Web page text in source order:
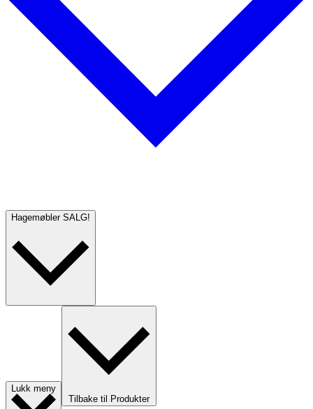
Hagemøbler SALG!
Lukk meny
Tilbake til Produkter